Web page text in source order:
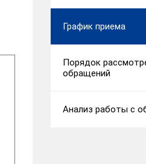
График приема
Порядок
обращений
Анализ работы с